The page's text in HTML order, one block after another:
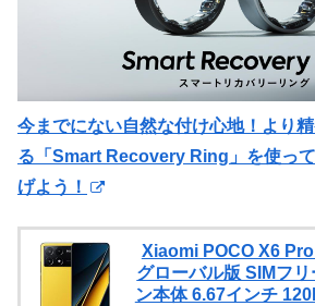
今までにない自然な付け心地！より
る「Smart Recovery Ring」を使っ
げよう！
Xiaomi POCO X6
グローバル版 SIMフ
ン本体 6.67インチ